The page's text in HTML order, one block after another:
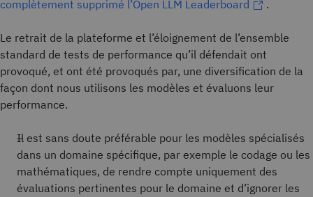
complètement supprimé l’Open LLM Leaderboard
.
Le retrait de la plateforme et l’éloignement de l’ensemble
standard de tests de performance qu’il défendait ont
provoqué, et ont été provoqués par, une diversification de la
façon dont nous utilisons les modèles et évaluons leur
performance.
Il est sans doute préférable pour les modèles spécialisés
dans un domaine spécifique, par exemple le codage ou les
mathématiques, de rendre compte uniquement des
évaluations pertinentes pour le domaine et d’ignorer les